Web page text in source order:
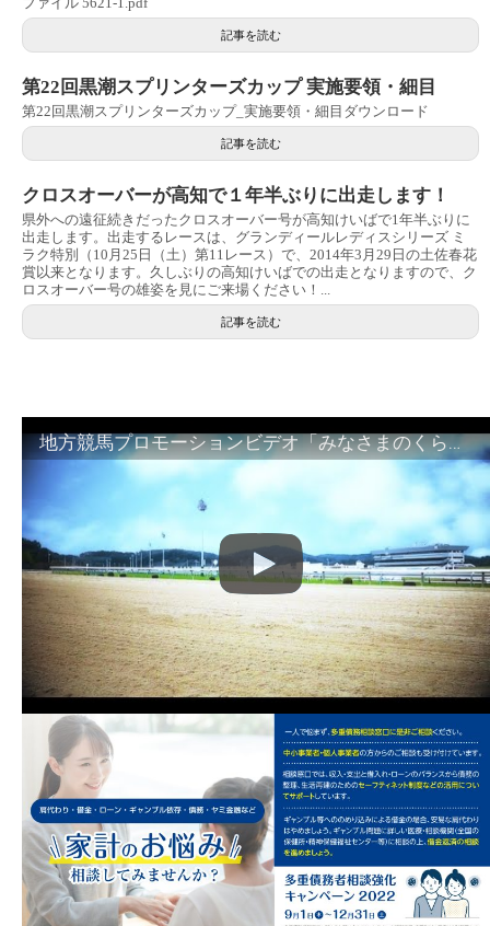
記事を読む
第22回黒潮スプリンターズカップ 実施要領・細目
第22回黒潮スプリンターズカップ_実施要領・細目ダウンロード
記事を読む
クロスオーバーが高知で１年半ぶりに出走します！
県外への遠征続きだったクロスオーバー号が高知けいばで1年半ぶりに
出走します。出走するレースは、グランディールレディスシリーズ ミ
ラク特別（10月25日（土）第11レース）で、2014年3月29日の土佐春花
賞以来となります。久しぶりの高知けいばでの出走となりますので、ク
ロスオーバー号の雄姿を見にご来場ください！...
記事を読む
地方競馬プロモーションビデオ「みなさまのくらしのために」30秒篇｜NAR公式